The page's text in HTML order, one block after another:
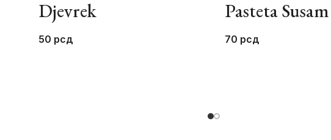
Djevrek
50 рсд
Pasteta Susam
70 рсд